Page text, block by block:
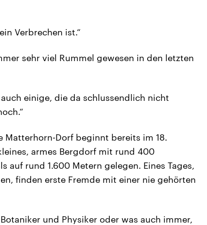
Verbrechen ist.“
sehr viel Rummel gewesen in den letzten
einige, die da schlussendlich nicht
Matterhorn-Dorf beginnt bereits im 18.
armes Bergdorf mit rund 400
auf rund 1.600 Metern gelegen. Eines Tages,
finden erste Fremde mit einer nie gehörten
und Physiker oder was auch immer,